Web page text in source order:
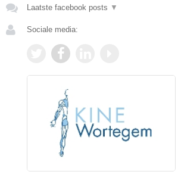
Laatste facebook posts ▼
Sociale media: